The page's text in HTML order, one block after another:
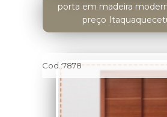
porta em madeira
preço
Cod.:7878